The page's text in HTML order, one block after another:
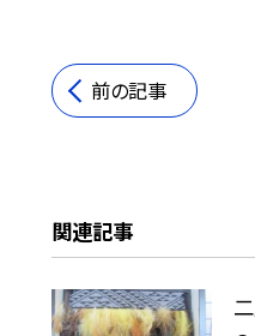
前の記事
関連記事